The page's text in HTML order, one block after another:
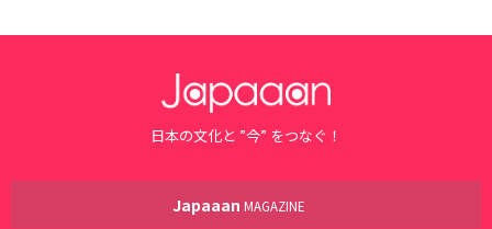
日本の文化と ”今” をつなぐ！
Japaaan MAGAZINE